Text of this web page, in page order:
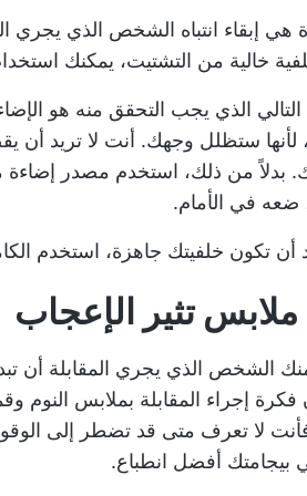
هي إبقاء انتباه الشخص الذي يجري
خالية من التشتيت، يمكنك
الذي يجب التحقق منه هو
لأنها ستظلل وجهك. أنت لا تريد
بدلاً من ذلك، استخدم مصدر إضاءة
ضعه في الأمام.
أن تكون خلفيتك جاهزة، استخدم
ملابس تثير الإعجاب
الشخص الذي يجري المقابلة أن
إجراء المقابلة بملابس النوم
فأنت لا تعرف متى قد تضطر إلى
بيجامتك أفضل انطباع.